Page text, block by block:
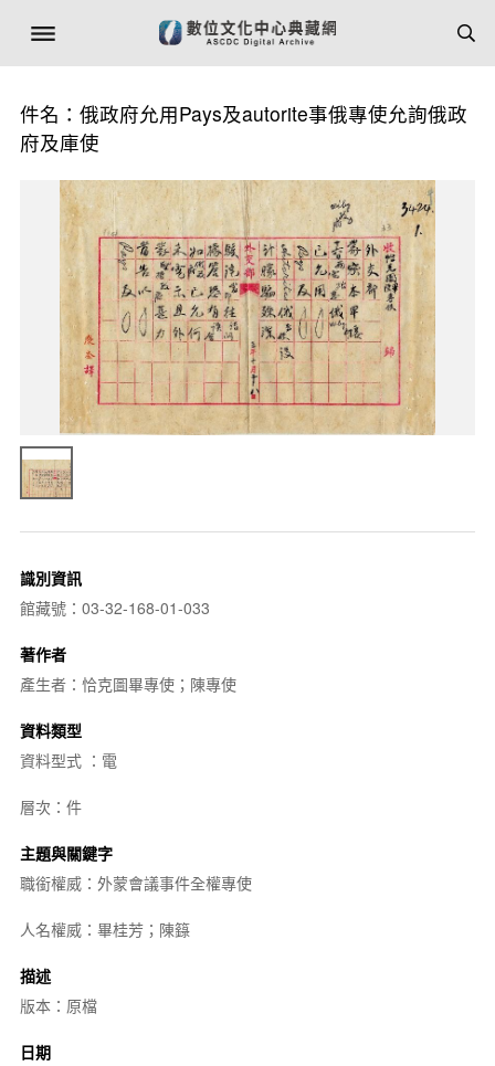
件名：俄政府允用Pays及autorite事俄專使允詢俄政
府及庫使
識別資訊
館藏號：03-32-168-01-033
著作者
產生者：恰克圖畢專使；陳專使
資料類型
資料型式 ：電
層次：件
主題與關鍵字
職銜權威：外蒙會議事件全權專使
人名權威：畢桂芳；陳籙
描述
版本：原檔
日期